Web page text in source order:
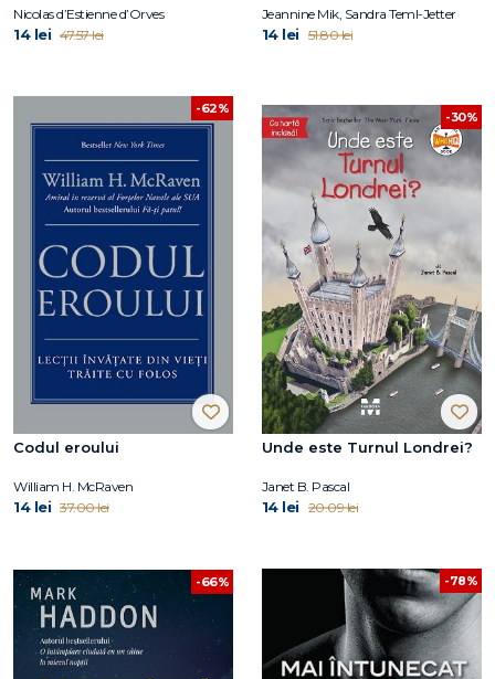
Nicolas d’Estienne d’Orves
14 lei 47.57 lei
Jeannine Mik, Sandra Teml-Jetter
14 lei 51.80 lei
-62%
Codul eroului
William H. McRaven
14 lei 37.00 lei
-30%
Unde este Turnul Londrei?
Janet B. Pascal
14 lei 20.09 lei
-66% -78%